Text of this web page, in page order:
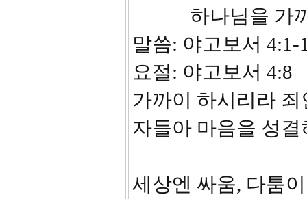
하나님을 가까
말씀: 야고보서 4:1-
요절: 야고보서 4:8
가까이 하시리라
자들아 마음을 성결
세상엔 싸움, 다툼